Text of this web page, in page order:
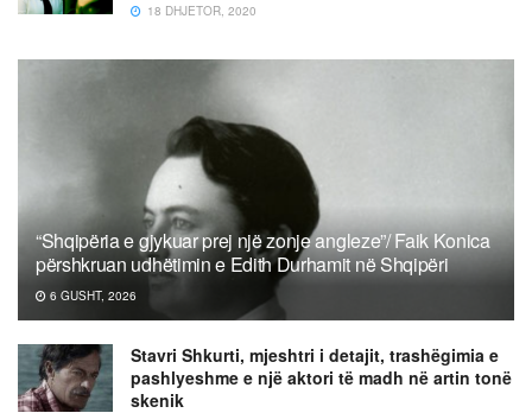
18 DHJETOR, 2020
“Shqipëria e gjykuar prej një zonje angleze”/ Faik Konica
përshkruan udhëtimin e Edith Durhamit në Shqipëri
6 GUSHT, 2026
Stavri Shkurti, mjeshtri i detajit, trashëgimia e
pashlyeshme e një aktori të madh në artin tonë
skenik